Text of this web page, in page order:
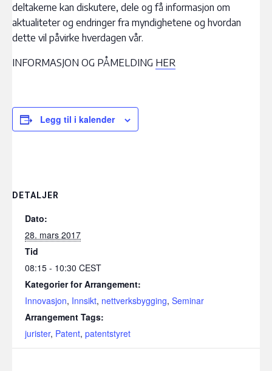
deltakerne kan diskutere, dele og få informasjon om
aktualiteter og endringer fra myndighetene og hvordan
dette vil påvirke hverdagen vår.
INFORMASJON OG PÅMELDING HER
Legg til i kalender
DETALJER
Dato:
28. mars 2017
Tid
08:15 - 10:30 CEST
Kategorier for Arrangement:
Innovasjon, Innsikt, nettverksbygging, Seminar
Arrangement Tags:
jurister, Patent, patentstyret